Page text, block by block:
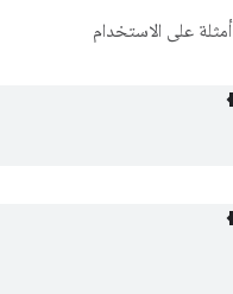
أمثلة على الاستخدام